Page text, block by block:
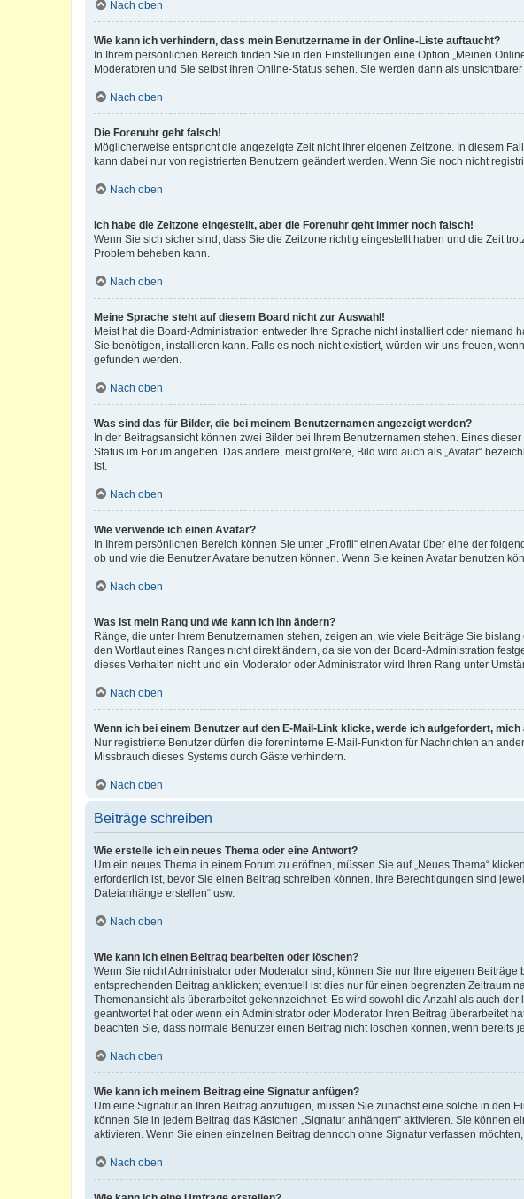
Nach oben
Wie kann ich verhindern, dass mein Benutzername in der Online-Liste auftaucht?
In Ihrem persönlichen Bereich finden Sie in den Einstellungen eine Option „Meinen
Moderatoren und Sie selbst Ihren Online-Status sehen. Sie werden dann als
Nach oben
Die Forenuhr geht falsch!
Möglicherweise entspricht die angezeigte Zeit nicht Ihrer eigenen Zeitzone. In diesem
kann dabei nur von registrierten Benutzern geändert werden. Wenn Sie noch nicht
Nach oben
Ich habe die Zeitzone eingestellt, aber die Forenuhr geht immer noch falsch!
Wenn Sie sich sicher sind, dass Sie die Zeitzone richtig eingestellt haben und die Zeit
Problem beheben kann.
Nach oben
Meine Sprache steht auf diesem Board nicht zur Auswahl!
Meist hat die Board-Administration entweder Ihre Sprache nicht installiert oder
Sie benötigen, installieren kann. Falls es noch nicht existiert, würden wir uns freuen,
gefunden werden.
Nach oben
Was sind das für Bilder, die bei meinem Benutzernamen angezeigt werden?
In der Beitragsansicht können zwei Bilder bei Ihrem Benutzernamen stehen. Eines
Status im Forum angeben. Das andere, meist größere, Bild wird auch als „Avatar“
ist.
Nach oben
Wie verwende ich einen Avatar?
In Ihrem persönlichen Bereich können Sie unter „Profil“ einen Avatar über eine der
ob und wie die Benutzer Avatare benutzen können. Wenn Sie keinen Avatar benutzen
Nach oben
Was ist mein Rang und wie kann ich ihn ändern?
Ränge, die unter Ihrem Benutzernamen stehen, zeigen an, wie viele Beiträge Sie
den Wortlaut eines Ranges nicht direkt ändern, da sie von der Board-Administration
dieses Verhalten nicht und ein Moderator oder Administrator wird Ihren Rang unter
Nach oben
Wenn ich bei einem Benutzer auf den E-Mail-Link klicke, werde ich aufgefordert, mich
Nur registrierte Benutzer dürfen die foreninterne E-Mail-Funktion für Nachrichten an
Missbrauch dieses Systems durch Gäste verhindern.
Nach oben
Beiträge schreiben
Wie erstelle ich ein neues Thema oder eine Antwort?
Um ein neues Thema in einem Forum zu eröffnen, müssen Sie auf „Neues Thema“
erforderlich ist, bevor Sie einen Beitrag schreiben können. Ihre Berechtigungen sind
Dateianhänge erstellen“ usw.
Nach oben
Wie kann ich einen Beitrag bearbeiten oder löschen?
Wenn Sie nicht Administrator oder Moderator sind, können Sie nur Ihre eigenen
entsprechenden Beitrag anklicken; eventuell ist dies nur für einen begrenzten Zeitraum
Themenansicht als überarbeitet gekennzeichnet. Es wird sowohl die Anzahl als auch
geantwortet hat oder wenn ein Administrator oder Moderator Ihren Beitrag überarbeitet
beachten Sie, dass normale Benutzer einen Beitrag nicht löschen können, wenn bereits
Nach oben
Wie kann ich meinem Beitrag eine Signatur anfügen?
Um eine Signatur an Ihren Beitrag anzufügen, müssen Sie zunächst eine solche in den
können Sie in jedem Beitrag das Kästchen „Signatur anhängen“ aktivieren. Sie
aktivieren. Wenn Sie einen einzelnen Beitrag dennoch ohne Signatur verfassen
Nach oben